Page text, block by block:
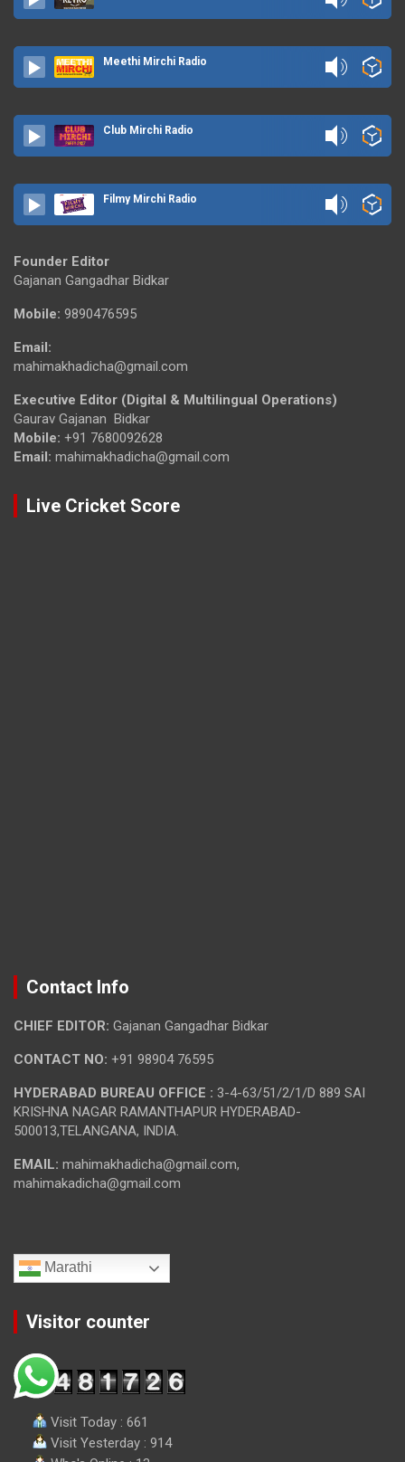
Meethi Mirchi Radio
Club Mirchi Radio
Filmy Mirchi Radio
Founder Editor
Gajanan Gangadhar Bidkar
Mobile: 9890476595
Email:
mahimakhadicha@gmail.com
Executive Editor (Digital & Multilingual Operations)
Gaurav Gajanan Bidkar
Mobile: +91 7680092628
Email: mahimakhadicha@gmail.com
Live Cricket Score
Contact Info
CHIEF EDITOR: Gajanan Gangadhar Bidkar
CONTACT NO: +91 98904 76595
HYDERABAD BUREAU OFFICE : 3-4-63/51/2/1/D 889 SAI
KRISHNA NAGAR RAMANTHAPUR HYDERABAD-
500013,TELANGANA, INDIA.
EMAIL: mahimakhadicha@gmail.com,
mahimakadicha@gmail.com
Marathi
Visitor counter
Visit Today : 661
Visit Yesterday : 914